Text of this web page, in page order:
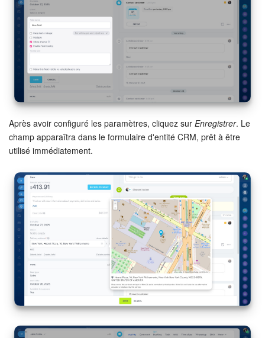
Après avoir configuré les paramètres, cliquez sur Enregistrer. Le
champ apparaîtra dans le formulaire d'entité CRM, prêt à être
utilisé immédiatement.